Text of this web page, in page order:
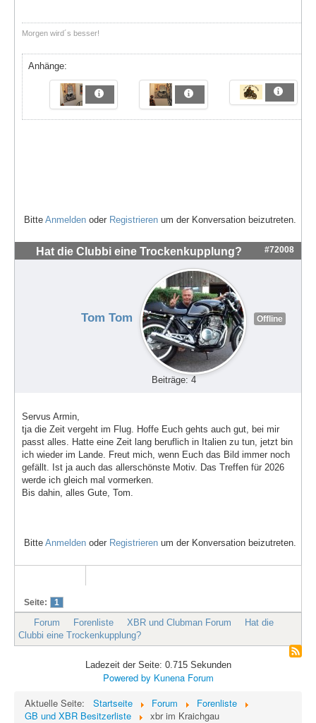
Morgen wird´s besser!
Anhänge:
Bitte Anmelden oder Registrieren um der Konversation beizutreten.
Hat die Clubbi eine Trockenkupplung? #72008
Tom Tom Offline
Beiträge: 4
Servus Armin,
tja die Zeit vergeht im Flug. Hoffe Euch gehts auch gut, bei mir
passt alles. Hatte eine Zeit lang beruflich in Italien zu tun, jetzt bin
ich wieder im Lande. Freut mich, wenn Euch das Bild immer noch
gefällt. Ist ja auch das allerschönste Motiv. Das Treffen für 2026
werde ich gleich mal vormerken.
Bis dahin, alles Gute, Tom.
Bitte Anmelden oder Registrieren um der Konversation beizutreten.
Seite: 1
Forum Forenliste XBR und Clubman Forum
Hat die
Clubbi eine Trockenkupplung?
Ladezeit der Seite: 0.715 Sekunden
Powered by Kunena Forum
Aktuelle Seite:
Startseite Forum
Forenliste
GB und XBR Besitzerliste
xbr im Kraichgau